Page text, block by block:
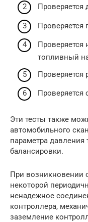
Проверяется
Проверяется
Проверяется
топливный
Проверяется
Проверяется
Эти тесты также
автомобильного
параметра
балансировки.
При возникновении
некоторой
ненадежное
контроллера,
заземление